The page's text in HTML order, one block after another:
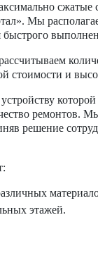
Мы
стоимости и
ремонтов.
решение
этажей.